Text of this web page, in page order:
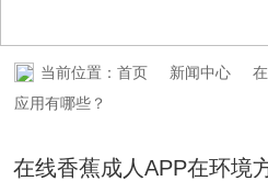
资料
当前位置：首页 新闻中心
应用有哪些？
在线香蕉成人APP在环境